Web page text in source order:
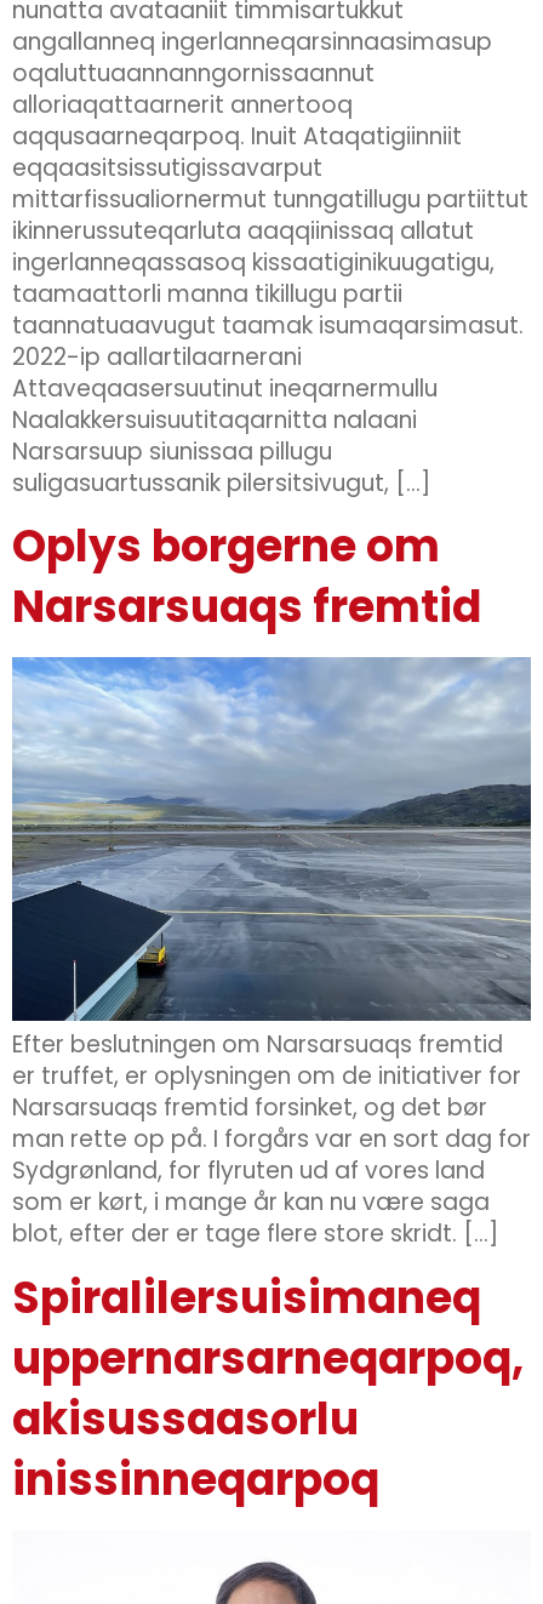
nunatta avataaniit timmisartukkut
angallanneq ingerlanneqarsinnaasimasup
oqaluttuaannanngornissaannut
alloriaqattaarnerit annertooq
aqqusaarneqarpoq. Inuit Ataqatigiinniit
eqqaasitsissutigissavarput
mittarfissualiornermut tunngatillugu partiittut
ikinnerussuteqarluta aaqqiinissaq allatut
ingerlanneqassasoq kissaatiginikuugatigu,
taamaattorli manna tikillugu partii
taannatuaavugut taamak isumaqarsimasut.
2022-ip aallartilaarnerani
Attaveqaasersuutinut ineqarnermullu
Naalakkersuisuutitaqarnitta nalaani
Narsarsuup siunissaa pillugu
suligasuartussanik pilersitsivugut, […]
Oplys borgerne om
Narsarsuaqs fremtid
Efter beslutningen om Narsarsuaqs fremtid
er truffet, er oplysningen om de initiativer for
Narsarsuaqs fremtid forsinket, og det bør
man rette op på. I forgårs var en sort dag for
Sydgrønland, for flyruten ud af vores land
som er kørt, i mange år kan nu være saga
blot, efter der er tage flere store skridt. […]
Spiralilersuisimaneq
uppernarsarneqarpoq,
akisussaasorlu
inissinneqarpoq